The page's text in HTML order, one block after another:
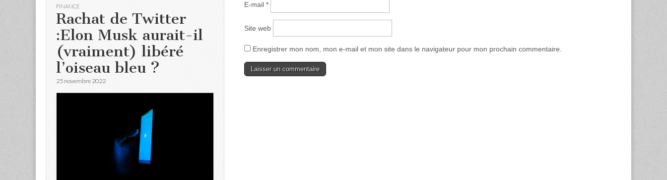
E-mail*
Site web
Enregistrer mon nom, mon e-mail et mon site dans le navigateur pour mon prochain commentaire.
FINANCE
Rachat de Twitter
:Elon Musk aurait-il
(vraiment) libéré
l’oiseau bleu ?
25 novembre 2022